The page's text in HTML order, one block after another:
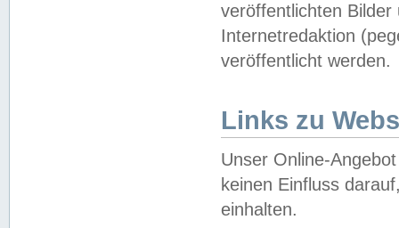
veröffentlichten
Internetredaktion
veröffentlicht werden.
Links zu
Unser Online-
keinen Einfluss
einhalten.